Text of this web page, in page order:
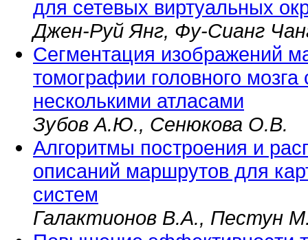
для сетевых виртуальных
Джен-Руй Янг, Фу-Сианг
Сегментация изображений
томографии головного
несколькими атласами
Зубов А.Ю., Сенюкова О.В.
Алгоритмы построения и
описаний маршрутов для
систем
Галактионов В.А., Пестун